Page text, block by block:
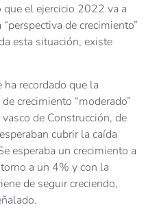
el ejercicio 2022 va a
de crecimiento”
esta situación, existe
recordado que la
crecimiento “moderado”
de Construcción, de
cubrir la caída
esperaba un crecimiento a
a un 4% y con la
de seguir creciendo,